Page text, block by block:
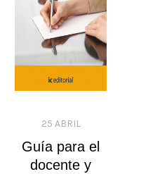
25 ABRIL
Guía para el
docente y